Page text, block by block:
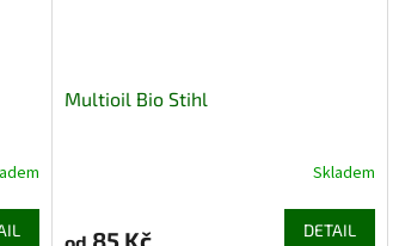
Multioil Bio Stihl
Skladem
od 85 Kč DETAIL